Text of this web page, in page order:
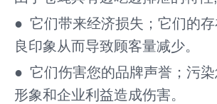
● 它们带来经济损失；它们的
良印象从而导致顾客量减少。
● 它们伤害您的品牌声誉；污
形象和企业利益造成伤害。